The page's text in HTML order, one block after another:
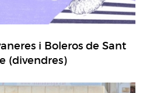
i Boleros de Sant
(divendres)